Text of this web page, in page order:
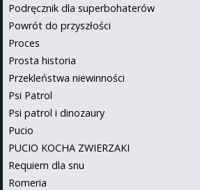
Podręcznik dla superbohaterów
Powrót do przyszłości
Proces
Prosta historia
Przekleństwa niewinności
Psi Patrol
Psi patrol i dinozaury
Pucio
PUCIO KOCHA ZWIERZAKI
Requiem dla snu
Romeria